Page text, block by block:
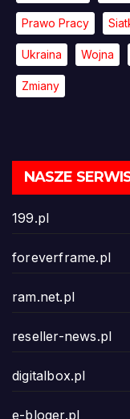
Prawo Pracy
Ukraina Wojna
Zmiany
NASZE
199.pl
foreverframe.pl
ram.net.pl
reseller-news.pl
digitalbox.pl
e-bloger.pl